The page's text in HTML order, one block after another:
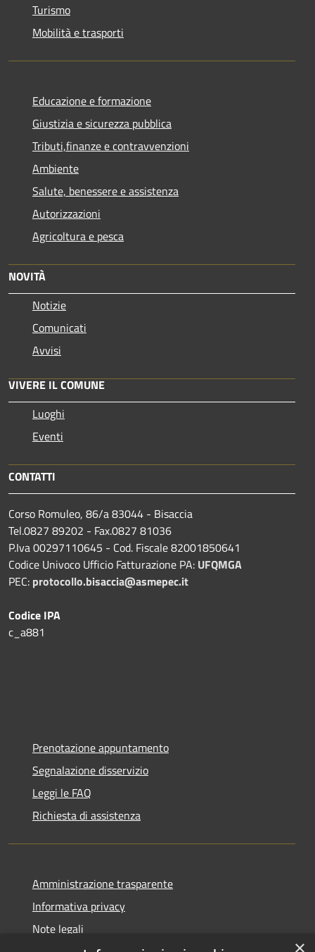
Turismo
Mobilità e trasporti
Educazione e formazione
Giustizia e sicurezza pubblica
Tributi,finanze e contravvenzioni
Ambiente
Salute, benessere e assistenza
Autorizzazioni
Agricoltura e pesca
NOVITÀ
Notizie
Comunicati
Avvisi
VIVERE IL COMUNE
Luoghi
Eventi
CONTATTI
Corso Romuleo, 86/a 83044 - Bisaccia
Tel.0827 89202 - Fax.0827 81036
P.Iva 00297110645 - Cod. Fiscale 82001850641
Codice Univoco Ufficio Fatturazione PA: UFQMGA
PEC: protocollo.bisaccia@asmepec.it
Codice IPA
c_a881
Prenotazione appuntamento
Segnalazione disservizio
Leggi le FAQ
Richiesta di assistenza
Amministrazione trasparente
Informativa privacy
Note legali